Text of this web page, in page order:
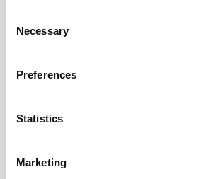
Selection
Necessary
Preferences
Statistics
Marketing